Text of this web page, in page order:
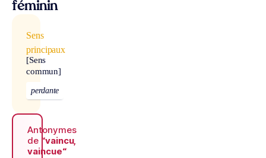
féminin
Sens
principaux
[Sens
commun]
perdante
Antonymes
de “vaincu,
vaincue“